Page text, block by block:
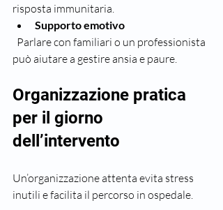
risposta immunitaria.
Supporto emotivo
può aiutare a gestire ansia e paure.
Organizzazione pratica
per il giorno
dell’intervento
Un’organizzazione attenta evita stress
inutili e facilita il percorso in ospedale.